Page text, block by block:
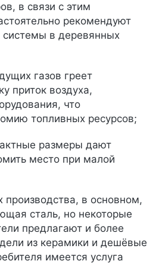
в связи с этим
рекомендуют
системы в деревянных
газов греет
приток воздуха,
что
топливных ресурсов;
размеры дают
место при малой
в основном,
сталь, но некоторые
предлагают и более
из керамики и дешёвые
имеется услуга